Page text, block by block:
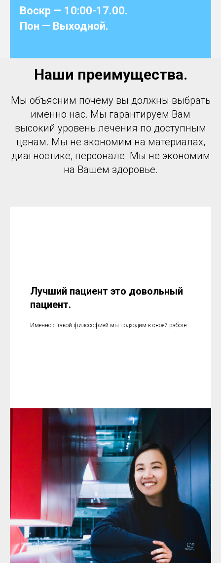
Воскр — 10:00-17.00.
Пон — Выходной.
Наши преимущества.
Мы объясним почему вы должны выбрать
именно нас. Мы гарантируем Вам
высокий уровень лечения по доступным
ценам. Мы не экономим на материалах,
диагностике, персонале. Мы не экономим
на Вашем здоровье.
Лучший пациент это довольный
пациент.
Именно с такой философией мы подходим к своей работе .